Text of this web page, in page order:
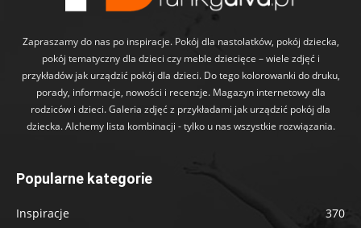
Zapraszamy do nas po inspiracje. Pokój dla nastolatków, pokój dziecka,
pokój tematyczny dla dzieci czy meble dziecięce – wiele zdjęć i
przykładów jak urządzić pokój dla dzieci. Do tego kolorowanki do druku,
porady, informacje, nowości i recenzje. Magazyn internetowy dla
rodziców i dzieci. Galeria zdjęć z przykładami jak urządzić pokój dla
dziecka. Alchemy lista kombinacji - tylko u nas wszystkie rozwiązania.
Popularne kategorie
Inspiracje
370